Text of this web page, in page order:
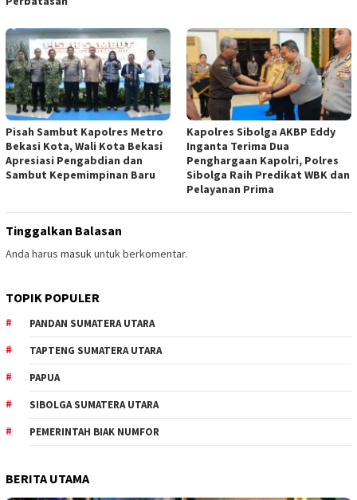
Pisah Sambut Kapolres Metro
Bekasi Kota, Wali Kota Bekasi
Apresiasi Pengabdian dan
Sambut Kepemimpinan Baru
Kapolres Sibolga AKBP Eddy
Inganta Terima Dua
Penghargaan Kapolri, Polres
Sibolga Raih Predikat WBK dan
Pelayanan Prima
Tinggalkan Balasan
Anda harus masukuntuk berkomentar.
TOPIK POPULER
PANDAN SUMATERA UTARA
TAPTENG SUMATERA UTARA
PAPUA
SIBOLGA SUMATERA UTARA
PEMERINTAH BIAK NUMFOR
BERITA UTAMA